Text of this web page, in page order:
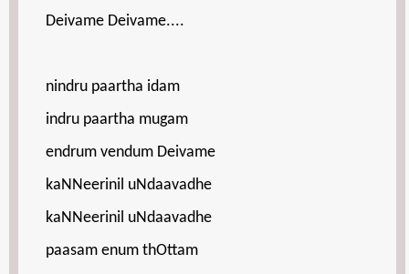
Deivame Deivame....
nindru paartha idam
indru paartha mugam
endrum vendum Deivame
kaNNeerinil uNdaavadhe
kaNNeerinil uNdaavadhe
paasam enum thOttam